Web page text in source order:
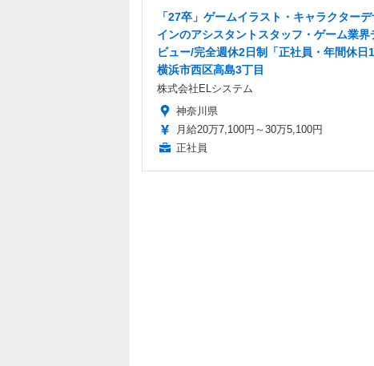
「27卒」ゲームイラスト・キャラクターデ
インのアシスタントスタッフ・ゲーム業界
ビュー/完全週休2日制「正社員・年間休日
横浜市西区高島3丁目
株式会社ELシステム
神奈川県
月給20万7,100円～30万5,100円
正社員